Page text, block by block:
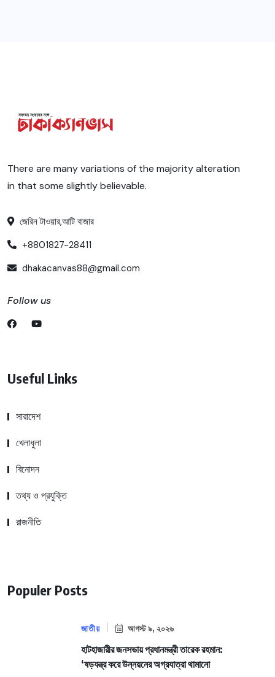
There are many variations of the majority alteration
in that some slightly believable.
জেরিন টাওয়ার,আটি বাজার
+8801827-28411
dhakacanvas88@gmail.com
Follow us
Useful Links
সারাদেশ
খেলাধুলা
বিনোদন
তথ্য ও প্রযুক্তি
রাজনীতি
Populer Posts
জাতীয় আগস্ট ৯, ২০২৬
হাটহাজারীর জনসভায় প্রধানমন্ত্রী তারেক রহমান:
‘ষড়যন্ত্র করে উন্নয়নের অগ্রযাত্রা থামানো